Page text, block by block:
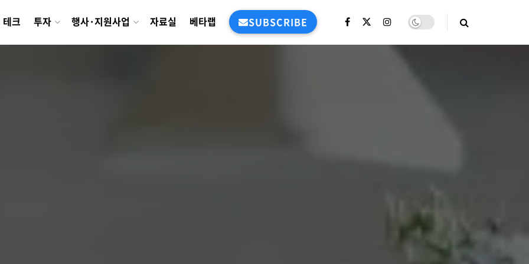
테크 투자 행사·지원사업 자료실 베타랩 SUBSCRIBE